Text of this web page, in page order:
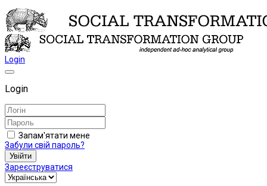
Login
Login
Запам'ятати мене
Забули свій пароль?
Увійти
Зареєструватися